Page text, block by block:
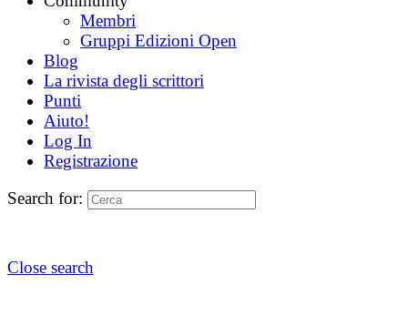
Membri
Gruppi Edizioni Open
Blog
La rivista degli scrittori
Punti
Aiuto!
Log In
Registrazione
Search for:
Close search